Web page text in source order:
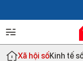
Xã hội sốKinh tế